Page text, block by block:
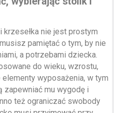
nie jest prostym
pamiętać o tym, by nie
a potrzebami dziecka.
do wieku, wzrostu,
wyposażenia, w tym
zapewniać mu wygodę i
też ograniczać swobody